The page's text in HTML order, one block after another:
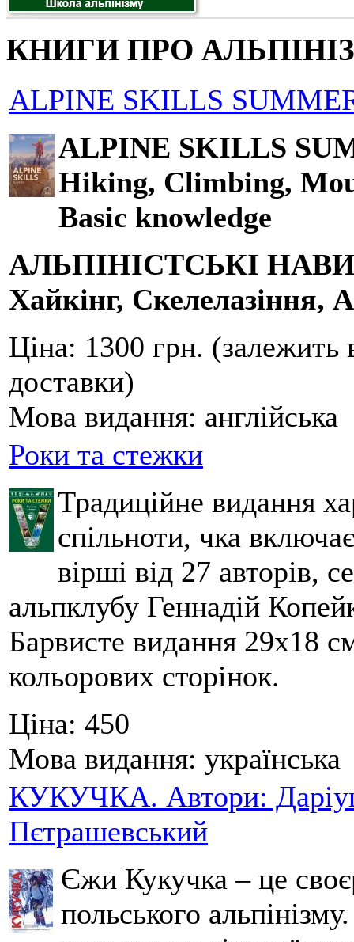
КНИГИ ПРО
ALPINE SKILLS
ALPINE SKILLS
Hiking, Climbing,
Basic knowledge
АЛЬПІНІСТСЬКІ
Хайкінг, Скелелазіння,
Ціна: 1300 грн. (залежить
доставки)
Мова видання: англійська
Роки та стежки
Традиційне видання
спільноти, чка
вірші від 27 авторів,
альпклубу Геннадій
Барвисте видання 29х18
кольорових сторінок.
Ціна: 450
Мова видання: українська
КУКУЧКА. Автори:
Пєтрашевський
Єжи Кукучка – це
польського